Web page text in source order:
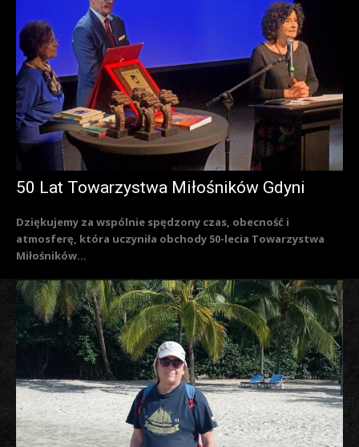
50 Lat Towarzystwa Miłośników Gdyni
Dziękujemy za wspólnie spędzony czas, obecność i
atmosferę, która uczyniła obchody 50-lecia Towarzystwa
Miłośników...